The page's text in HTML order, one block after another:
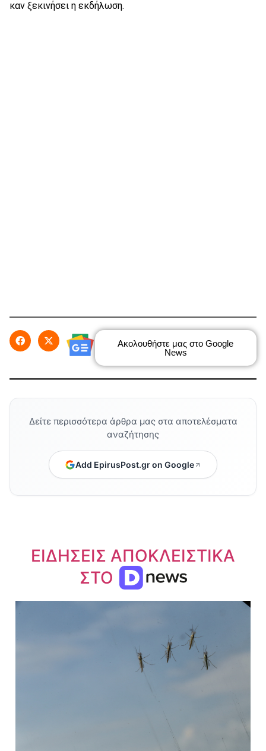
καν ξεκινήσει η εκδήλωση.
Ακολουθήστε μας στο Google
News
Δείτε περισσότερα άρθρα μας στα αποτελέσματα
αναζήτησης
Add EpirusPost.gr on Google
ΕΙΔΗΣΕΙΣ ΑΠΟΚΛΕΙΣΤΙΚΑ
ΣΤΟ